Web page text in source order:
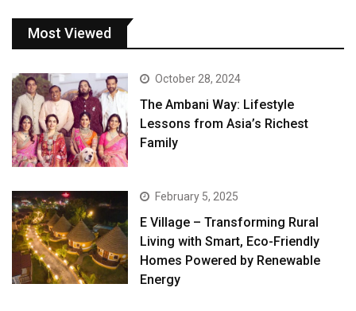
Most Viewed
October 28, 2024
The Ambani Way: Lifestyle
Lessons from Asia’s Richest
Family
February 5, 2025
E Village – Transforming Rural
Living with Smart, Eco-Friendly
Homes Powered by Renewable
Energy